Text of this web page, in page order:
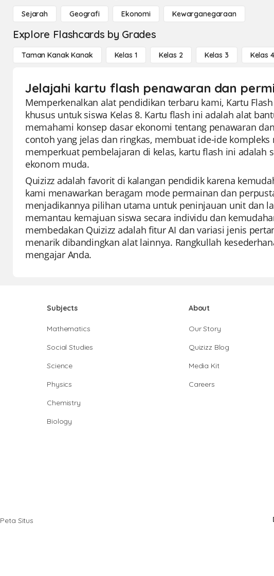
Sejarah Geografi Ekonomi Kewarganegaraan
Explore Flashcards by Grades
Taman Kanak Kanak Kelas 1 Kelas 2 Kelas 3 Kelas 4
Jelajahi kartu flash penawaran dan
Memperkenalkan alat pendidikan terbaru kami, Kartu
khusus untuk siswa Kelas 8. Kartu flash ini adalah alat
memahami konsep dasar ekonomi tentang penawaran
contoh yang jelas dan ringkas, membuat ide-ide
memperkuat pembelajaran di kelas, kartu flash ini adalah
ekonom muda.
Quizizz adalah favorit di kalangan pendidik karena
kami menawarkan beragam mode permainan dan
menjadikannya pilihan utama untuk peninjauan unit dan
memantau kemajuan siswa secara individu dan
membedakan Quizizz adalah fitur AI dan variasi jenis
menarik dibandingkan alat lainnya. Rangkullah
mengajar Anda.
Subjects
Mathematics
Social Studies
Science
Physics
Chemistry
Biology
About
Our Story
Quizizz Blog
Media Kit
Careers
Peta Situs